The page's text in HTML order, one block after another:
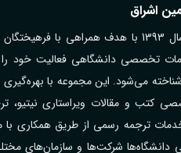
اشراق
شبکه مترجمین در سال 1393 با هدف
تخصصی دانشگاهی فعالیت خود را
می‌شود. این مجموعه با
کتب و مقالات ویراستاری نیتیو،
ترجمه رسمی از طریق همکاری با